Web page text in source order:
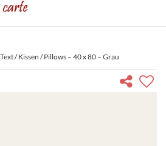
/Kissen / Pillows – 40 x 80 – Grau